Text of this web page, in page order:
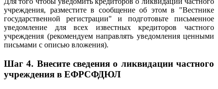
учреждения, разместите в сообщение об этом в "Вестнике
государственной регистрации" и подготовьте письменное
уведомление для всех известных кредиторов частного
учреждения (рекомендуем направлять уведомления ценными
письмами с описью вложения).
Шаг 4. Внесите сведения о ликвидации частного
учреждения в ЕФРСФДЮЛ